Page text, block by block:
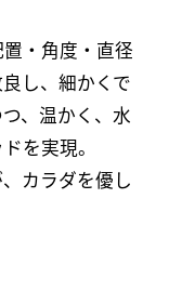
・角度・直径
し、細かくで
、温かく、水
を実現。
カラダを優し